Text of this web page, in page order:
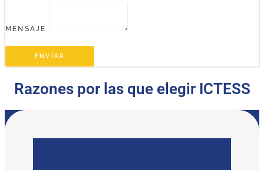
MENSAJE
ENVÍAR
Razones por las que elegir ICTESS